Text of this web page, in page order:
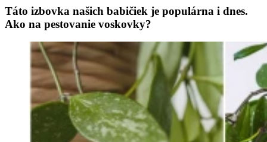
Táto izbovka našich babičiek je populárna i dnes.
Ako na pestovanie voskovky?